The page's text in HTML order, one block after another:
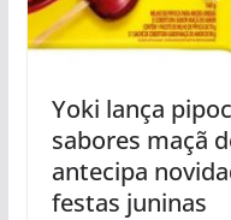
Yoki lança
sabores maçã
antecipa
festas juninas